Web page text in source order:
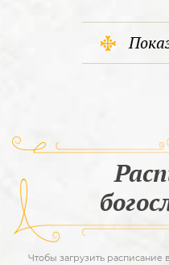
Чтобы загрузить расписание